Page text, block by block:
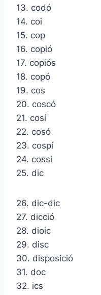
13. codó
14. coi
15. cop
16. copió
17. copiós
18. copó
19. cos
20. coscó
21. cosí
22. cosó
23. cospí
24. cossi
25. dic
26. dic-dic
27. dicció
28. dioic
29. disc
30. disposició
31. doc
32. ics